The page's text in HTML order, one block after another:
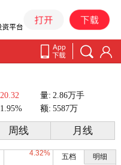
20.32 量: 2.86万手
1.95% 额: 5587万
周线 月线
五档
明细